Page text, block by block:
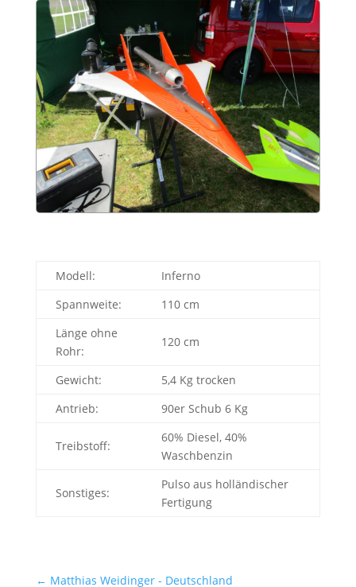
Modell:
Inferno
Spannweite:
110 cm
Länge ohne
Rohr:
120 cm
Gewicht:
5,4 Kg trocken
Antrieb:
90er Schub 6 Kg
Treibstoff:
60% Diesel, 40%
Waschbenzin
Sonstiges:
Pulso aus holländischer
Fertigung
← Matthias Weidinger - Deutschland